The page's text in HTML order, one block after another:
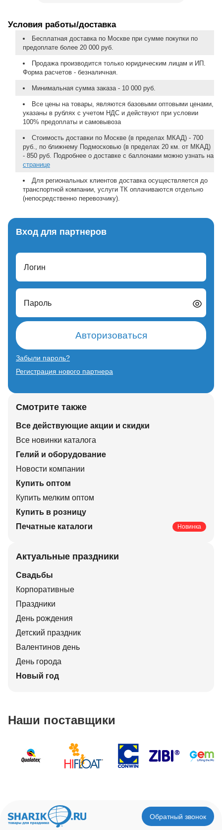
Условия работы/доставка
Бесплатная доставка по Москве при сумме покупки по
предоплате более 20 000 руб.
Продажа производится только юридическим лицам и ИП.
Форма расчетов - безналичная.
Минимальная сумма заказа - 10 000 руб.
Все цены на товары, являются базовыми оптовыми ценами,
указаны в рублях с учетом НДС и действуют при условии
100% предоплаты и самовывоза
Стоимость доставки по Москве (в пределах МКАД) - 700
руб., по ближнему Подмосковью (в пределах 20 км. от МКАД)
- 850 руб. Подробнее о доставке с баллонами можно узнать на
странице
Для региональных клиентов доставка осуществляется до
транспортной компании, услуги ТК оплачиваются отдельно
(непосредственно перевозчику).
Вход для партнеров
Логин
Пароль
Авторизоваться
Забыли пароль?
Регистрация нового партнера
Смотрите также
Все действующие акции и скидки
Все новинки каталога
Гелий и оборудование
Новости компании
Купить оптом
Купить мелким оптом
Купить в розницу
Печатные каталоги
Новинка
Актуальные праздники
Свадьбы
Корпоративные
Праздники
День рождения
Детский праздник
Валентинов день
День города
Новый год
Наши поставщики
Обратный звонок